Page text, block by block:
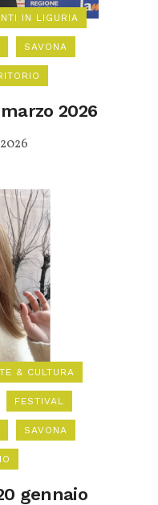
IN LIGURIA
SAVONA
2026
& CULTURA
FESTIVAL
SAVONA
gennaio